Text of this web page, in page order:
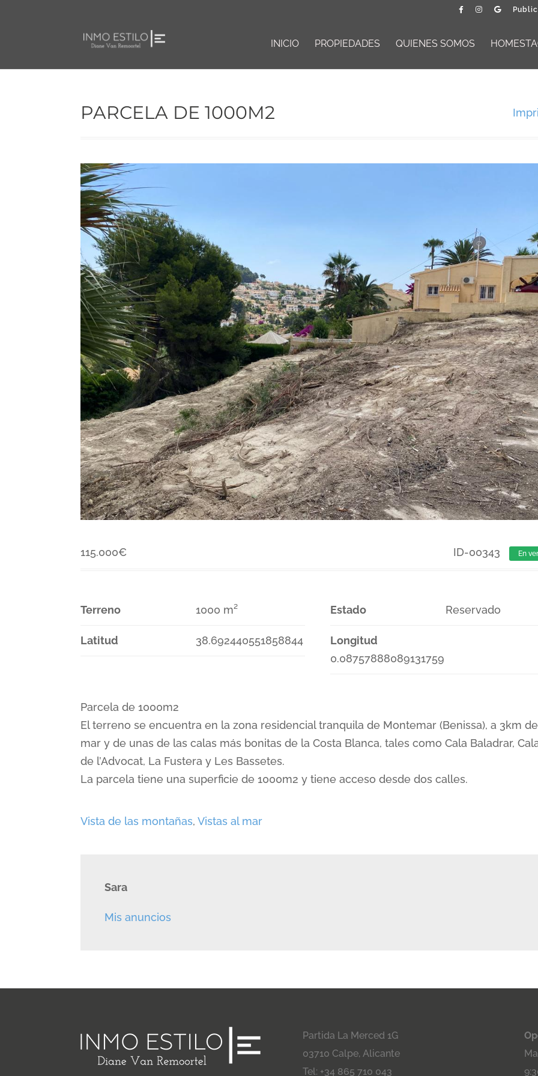
INICIO PROPIEDADES QUIENES SOMOS
PARCELA DE 1000M2
115.000€ ID-00343 En
Terreno 1000 m² Estado Reservado
Latitud 38.692440551858844
Longitud
0.08757888089131759
Parcela de 1000m2
El terreno se encuentra en la zona residencial tranquila de Montemar (Benissa), a 3km
mar y de unas de las calas más bonitas de la Costa Blanca, tales como Cala Baladrar,
de l’Advocat, La Fustera y Les Bassetes.
La parcela tiene una superficie de 1000m2 y tiene acceso desde dos calles.
Vista de las montañas,Vistas al mar
Sara
Mis anuncios
Partida La Merced 1G
03710 Calpe, Alicante
Tel: +34 865 710 043